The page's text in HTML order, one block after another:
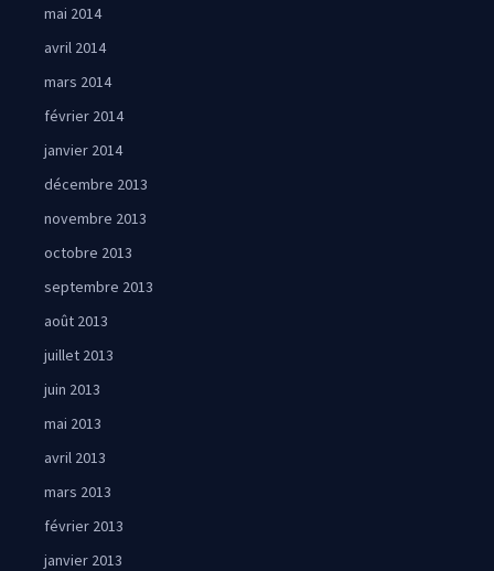
mai 2014
avril 2014
mars 2014
février 2014
janvier 2014
décembre 2013
novembre 2013
octobre 2013
septembre 2013
août 2013
juillet 2013
juin 2013
mai 2013
avril 2013
mars 2013
février 2013
janvier 2013